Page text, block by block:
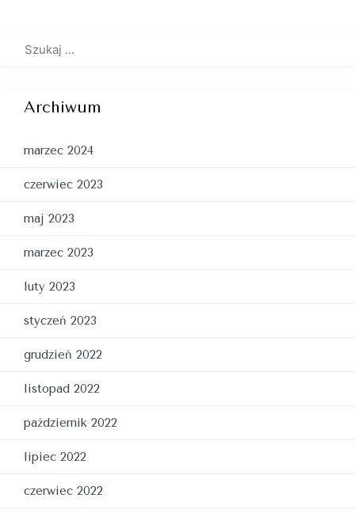
Archiwum
marzec 2024
czerwiec 2023
maj 2023
marzec 2023
luty 2023
styczeń 2023
grudzień 2022
listopad 2022
październik 2022
lipiec 2022
czerwiec 2022